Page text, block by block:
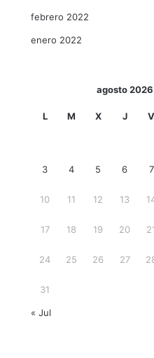
febrero 2022
enero 2022
agosto 2026
L M X J V
3 4 5 6 7
10 11 12 13
17 18 19 20
24 25 26 27
31
« Jul